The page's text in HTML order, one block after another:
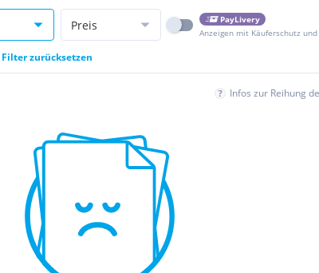
Preis
PayLivery
Anzeigen mit Käuferschutz
Filter zurücksetzen
Infos zur Reihung